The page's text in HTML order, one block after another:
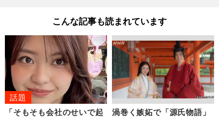
こんな記事も読まれています
話題
「そもそも会社のせいで起
渦巻く嫉妬で「源氏物語」